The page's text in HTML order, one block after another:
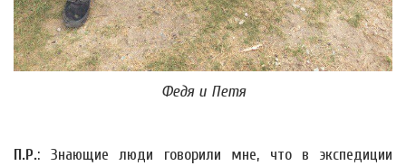
Федя и Петя
П.Р.: Знающие люди говорили мне, что в экспедиции